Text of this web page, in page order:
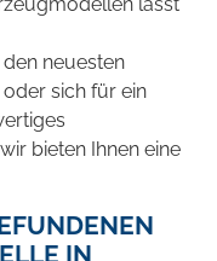
neuesten
sich für ein
bieten Ihnen eine
IN